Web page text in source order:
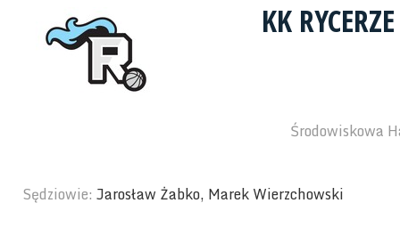
KK
Środowiskowa
Sędziowie: Jarosław Żabko, Marek Wierzchowski